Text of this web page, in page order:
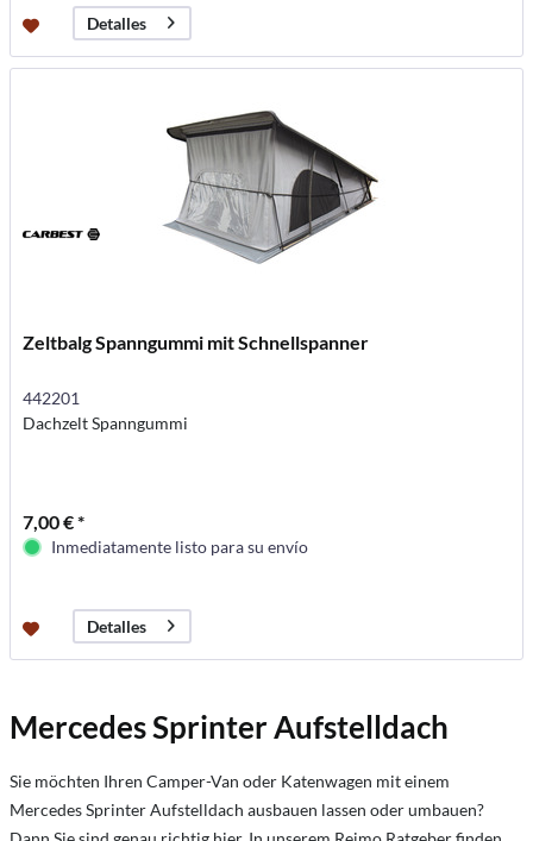
Detalles
Zeltbalg Spanngummi mit Schnellspanner
442201
Dachzelt Spanngummi
7,00 € *
Inmediatamente listo para su envío
Detalles
Mercedes Sprinter Aufstelldach
Sie möchten Ihren Camper-Van oder Katenwagen mit einem
Mercedes Sprinter Aufstelldach ausbauen lassen oder umbauen?